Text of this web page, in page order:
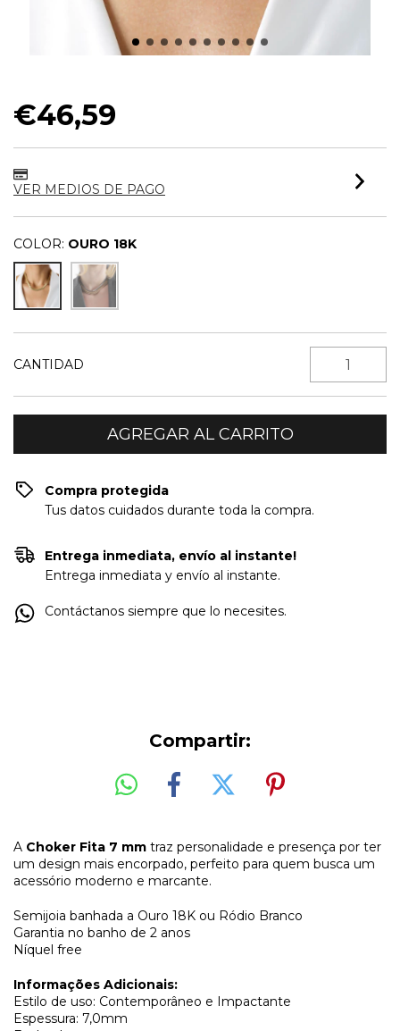
€46,59
VER MEDIOS DE PAGO
COLOR: OURO 18K
CANTIDAD
Compra protegida
Tus datos cuidados durante toda la compra.
Entrega inmediata, envío al instante!
Entrega inmediata y envío al instante.
Contáctanos siempre que lo necesites.
Compartir:
A Choker Fita 7 mm traz personalidade e presença por ter
um design mais encorpado, perfeito para quem busca um
acessório moderno e marcante.
Semijoia banhada a Ouro 18K ou Ródio Branco
Garantia no banho de 2 anos
Níquel free
Informações Adicionais:
Estilo de uso: Contemporâneo e Impactante
Espessura: 7,0mm